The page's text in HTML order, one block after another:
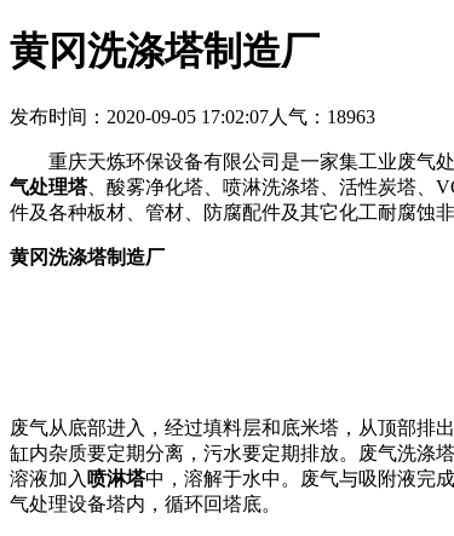
黄冈洗涤塔制造厂
发布时间：2020-09-05 17:02:07人气：18963
重庆天炼环保设备有限公司是一家集工业废气处
气处理塔、酸雾净化塔、喷淋洗涤塔、活性炭塔、
件及各种板材、管材、防腐配件及其它化工耐腐蚀
黄冈洗涤塔制造厂
废气从底部进入，经过填料层和底米塔，从顶部排
缸内杂质要定期分离，污水要定期排放。废气洗涤
溶液加入 喷淋塔中，溶解于水中。废气与吸附液完
气处理设备塔内，循环回塔底。